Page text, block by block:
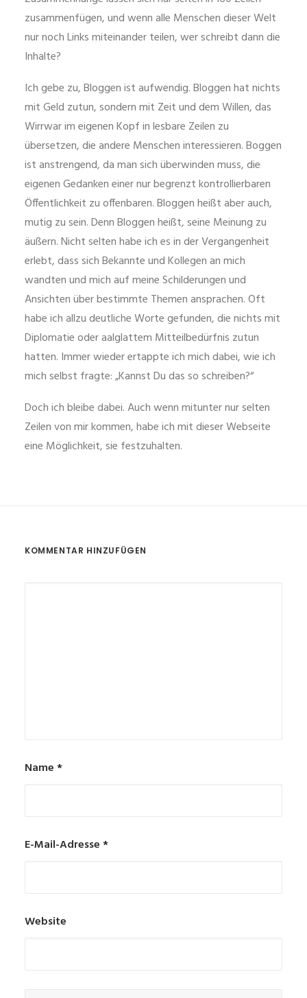
zusammenfügen, und wenn alle Menschen dieser Welt
nur noch Links miteinander teilen, wer schreibt dann die
Inhalte?
Ich gebe zu, Bloggen ist aufwendig. Bloggen hat nichts
mit Geld zutun, sondern mit Zeit und dem Willen, das
Wirrwar im eigenen Kopf in lesbare Zeilen zu
übersetzen, die andere Menschen interessieren. Boggen
ist anstrengend, da man sich überwinden muss, die
eigenen Gedanken einer nur begrenzt kontrollierbaren
Öffentlichkeit zu offenbaren. Bloggen heißt aber auch,
mutig zu sein. Denn Bloggen heißt, seine Meinung zu
äußern. Nicht selten habe ich es in der Vergangenheit
erlebt, dass sich Bekannte und Kollegen an mich
wandten und mich auf meine Schilderungen und
Ansichten über bestimmte Themen ansprachen. Oft
habe ich allzu deutliche Worte gefunden, die nichts mit
Diplomatie oder aalglattem Mitteilbedürfnis zutun
hatten. Immer wieder ertappte ich mich dabei, wie ich
mich selbst fragte: „Kannst Du das so schreiben?“
Doch ich bleibe dabei. Auch wenn mitunter nur selten
Zeilen von mir kommen, habe ich mit dieser Webseite
eine Möglichkeit, sie festzuhalten.
KOMMENTAR HINZUFÜGEN
Name*
E-Mail-Adresse*
Website